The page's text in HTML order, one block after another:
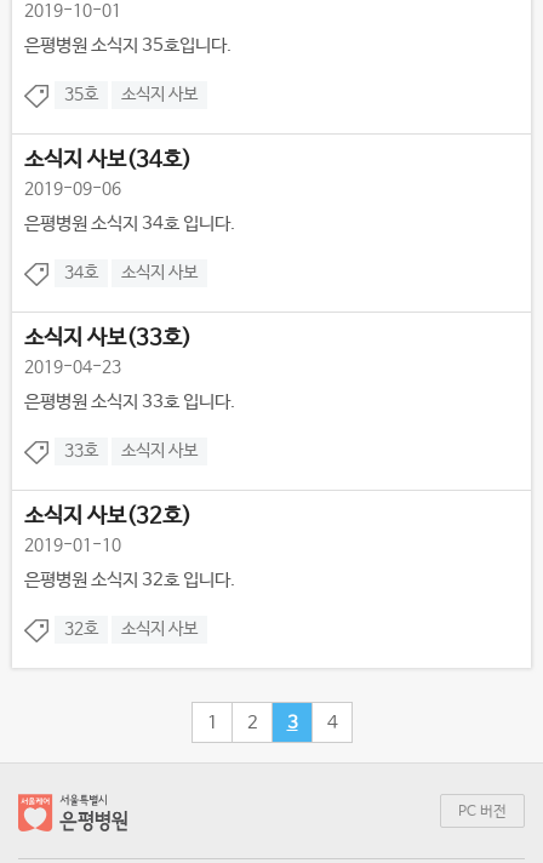
2019-10-01
은평병원 소식지 35호입니다.
35호 소식지 사보
소식지 사보(34호)
2019-09-06
은평병원 소식지 34호 입니다.
34호 소식지 사보
소식지 사보(33호)
2019-04-23
은평병원 소식지 33호 입니다.
33호 소식지 사보
소식지 사보(32호)
2019-01-10
은평병원 소식지 32호 입니다.
32호 소식지 사보
1 2 3 4
PC 버전